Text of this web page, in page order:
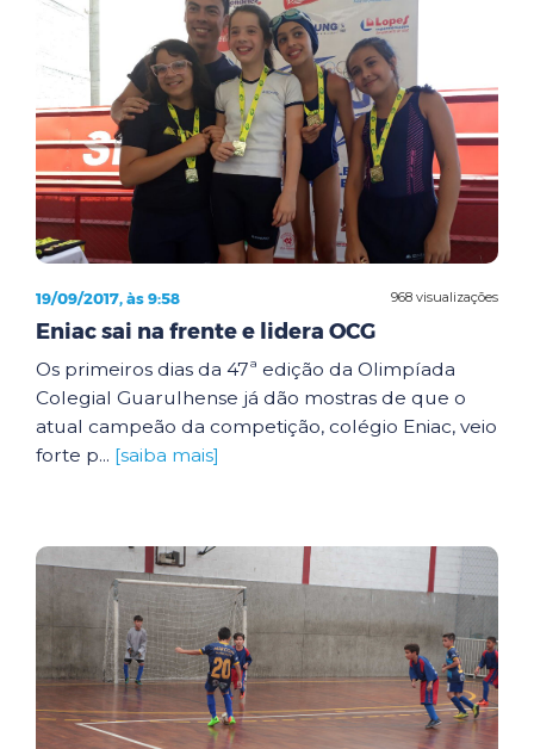
968 visualizações
19/09/2017, às 9:58
Eniac sai na frente e lidera OCG
Os primeiros dias da 47ª edição da Olimpíada
Colegial Guarulhense já dão mostras de que o
atual campeão da competição, colégio Eniac, veio
forte p... [saiba mais]